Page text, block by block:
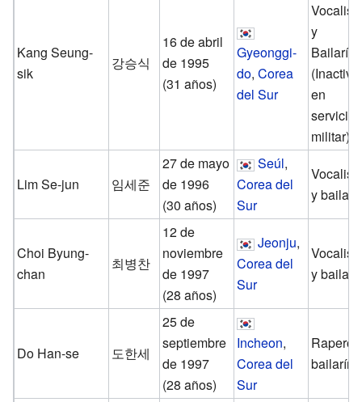
Kang Seung-
sik
강승식
16 de abril
de 1995
(31 años)
Gyeonggi-
do,Corea
del Sur
y
Bailarín.
en
servicio
militar)
Lim Se-jun 임세준
27 de mayo
de 1996
(30 años)
Seúl,
Corea del
Sur
y
Choi Byung-
chan
최병찬
12 de
noviembre
de 1997
(28 años)
Jeonju,
Corea del
Sur
y
Do Han-se 도한세
25 de
septiembre
de 1997
(28 años)
Incheon,
Corea del
Sur
Rapero
bailarín.